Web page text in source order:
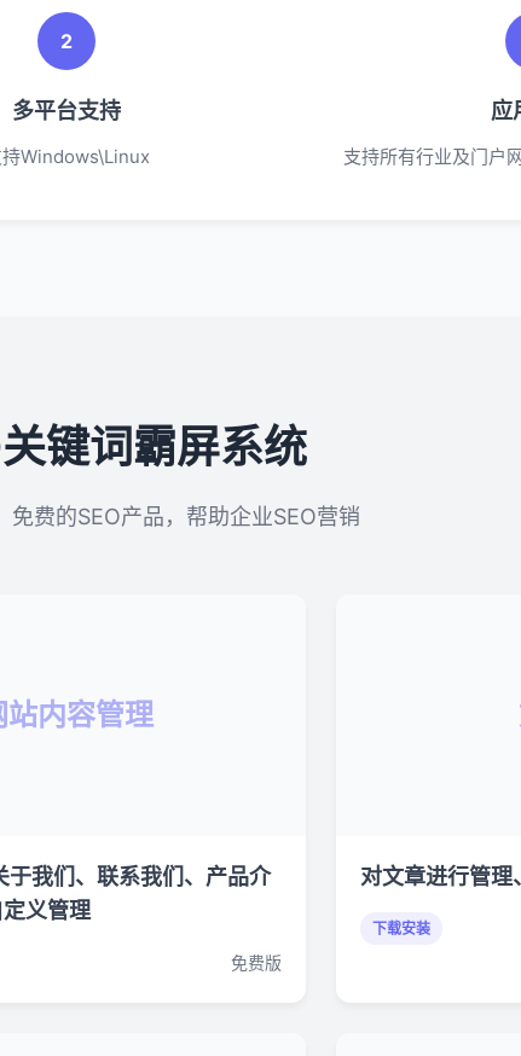
2
多平台支持
持Windows\Linux
应
支持所有行业及门户
键词霸屏系统
费的SEO产品，帮助企业SEO营销
站内容管理
于我们、联系我们、产品介
义管理
免费版
对文章进行管理
下载安装